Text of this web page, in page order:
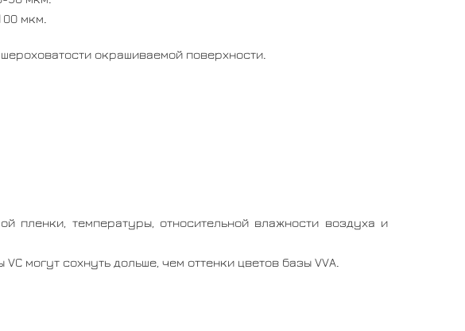
мкм.
окрашиваемой поверхности.
пленки, температуры, относительной влажности воздуха и
могут сохнуть дольше, чем оттенки цветов базы VVA.